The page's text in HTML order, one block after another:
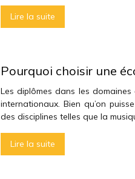
Lire la suite
Pourquoi choisir une
Les diplômes dans les
internationaux. Bien qu’on
des disciplines telles que la
Lire la suite